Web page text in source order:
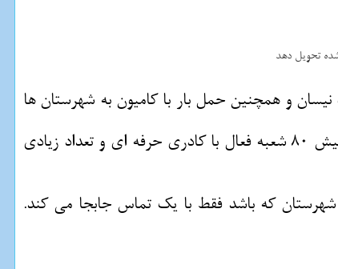
شده تحویل دهد
و همچنین حمل بار با کامیون به شهرستان ها
ایران باربری با افتخار اعلام می دارد که در بین تمام باربری های بهتر و سریع تر عمل می کند ایران باربری با دارا بودن بیش 80 شعبه فعال با کادری حرفه ای و تعداد زیادی
و شهرستان که باشد فقط با یک تماس جابجا می کند.